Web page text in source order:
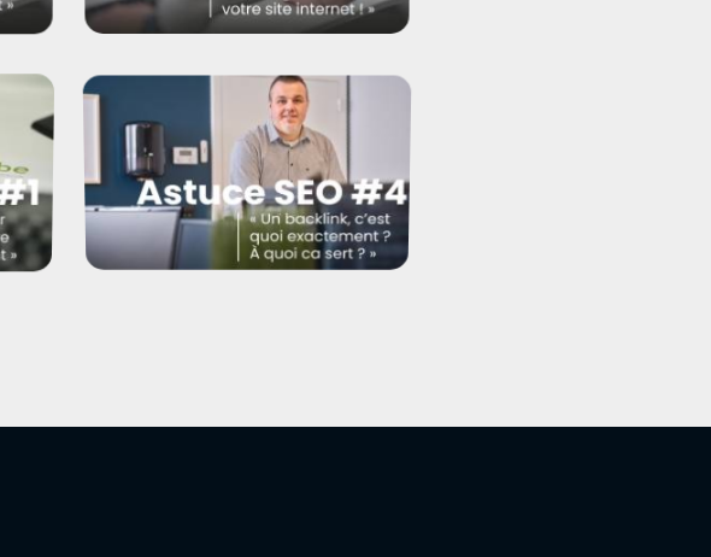
Comment améliorer le temps
de chargement de mon site ?